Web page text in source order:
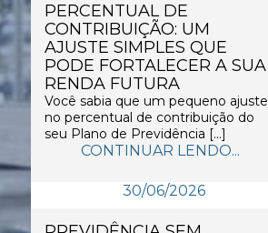
PERCENTUAL DE
CONTRIBUIÇÃO: UM
AJUSTE SIMPLES QUE
PODE FORTALECER A SUA
RENDA FUTURA
Você sabia que um pequeno ajuste
no percentual de contribuição do
seu Plano de Previdência […]
CONTINUAR LENDO...
30/06/2026